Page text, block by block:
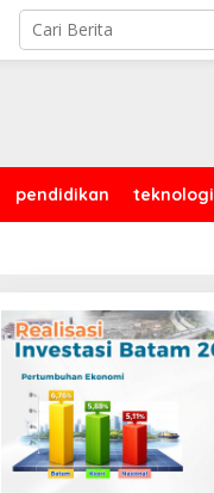
pendidikan teknologi